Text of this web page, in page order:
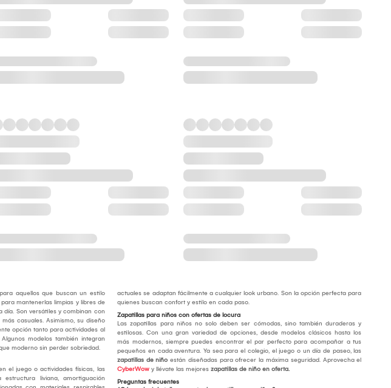
aquellos que buscan un estilo
mantenerlas limpias y libres de
día. Son versátiles y combinan con
casuales. Asimismo, su diseño
opción tanto para actividades al
modelos también integran
moderno sin perder sobriedad.
el juego o actividades físicas, las
liviana, amortiguación
actuales se adaptan fácilmente a cualquier look urbano. Son la opción perfecta para
quienes buscan confort y estilo en cada paso.
Zapatillas para niños con ofertas de locura
Las zapatillas para niños no solo deben ser cómodas, sino también duraderas y
estilosas. Con una gran variedad de opciones, desde modelos clásicos hasta los
más modernos, siempre puedes encontrar el par perfecto para acompañar a tus
pequeños en cada aventura. Ya sea para el colegio, el juego o un día de paseo, las
zapatillas de niño están diseñadas para ofrecer la máxima seguridad. Aprovecha el
CyberWow y llévate las mejoreszapatillas de niño en oferta.
Preguntas frecuentes